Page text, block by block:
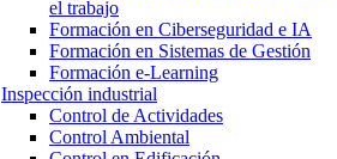
el trabajo
Formación en Ciberseguridad e IA
Formación en Sistemas de Gestión
Formación e-Learning
Inspección industrial
Control de Actividades
Control Ambiental